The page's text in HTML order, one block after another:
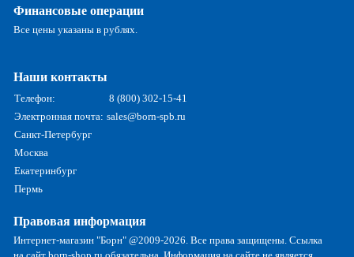
Финансовые операции
Все цены указаны в рублях.
Наши контакты
Телефон:
8 (800) 302-15-41
Электронная почта: sales@born-spb.ru
Санкт-Петербург
Москва
Екатеринбург
Пермь
Правовая информация
Интернет-магазин "Борн" @2009-2026. Все права защищены. Ссылка